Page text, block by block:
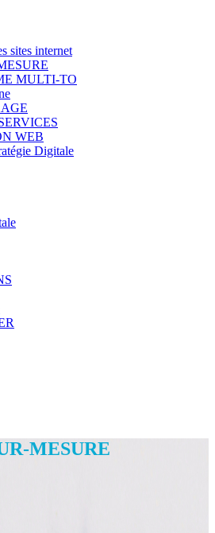
sites internet
MULTI-TO
WEB
Digitale
MESURE